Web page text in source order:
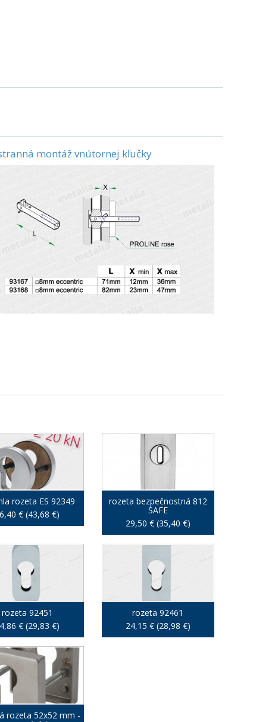
montáž vnútornej kľučky
rozeta ES 92349
€ (43,68 €)
rozeta bezpečnostná 812
SAFE
29,50 € (35,40 €)
rozeta 92451
€ (29,83 €)
rozeta 92461
24,15 € (28,98 €)
rozeta 52x52 mm -